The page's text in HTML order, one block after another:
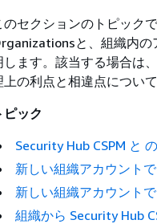
のセクションのトピック
と、組織内の
します。該当する場合は
上の利点と相違点について
ピック
Security Hub CSPM と
新しい組織アカウント
新しい組織アカウント
組織から Security Hub